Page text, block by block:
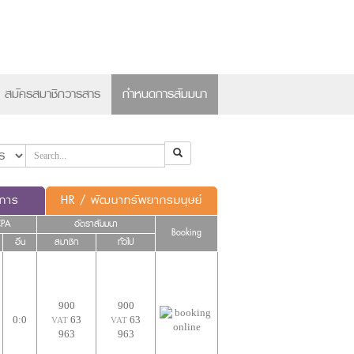
สมัครสมาชิกวารสาร กำหนดการสัมมนา
าร HR / พัฒนาทรัพยากรมนุษย์
อัตราสัมมนา
Booking
อื่น สมาชิก ทั่วไป
0:0
900
VAT 63
963
900
VAT 63
963